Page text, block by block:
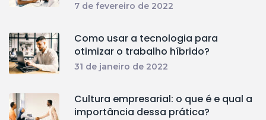
7 de fevereiro de 2022
Como usar a tecnologia para
otimizar o trabalho híbrido?
31 de janeiro de 2022
Cultura empresarial: o que é e qual a
importância dessa prática?